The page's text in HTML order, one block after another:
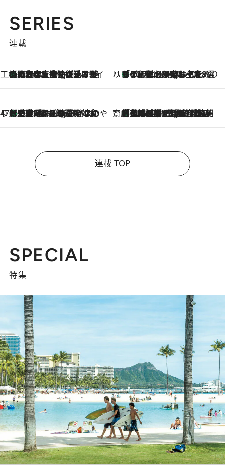
SERIES
連載
工藤まやのおもてなしハワイ
10 Hours Ago
【ハワイ土産】ローカルの絶大な支持で復活！ 絶品の幻クッキー《元ファンの日本人女性が受け継いだ名店》 ハワイ賢者 リサのお気に入りリスト10 Hours Ago
あの伝説の限定トートも！ リニューアルした「ディーン＆デルーカ ハワイ」で必須のお土産8選
47都道府県の手みやげ ひんやりスイーツで夏を満喫
10 Hours Ago
【三重県】この夏絶対食べたい 冷やしておいしいおやつ3選 お餅×アイスの新感覚スイーツ 齋藤 薫 美容脳ルネサンス
10 Hours Ago
「荷物が増えるほど旅ストレスは増す」美容ジャーナリストがたどり着いた最終結論。“化粧品を劇的に減らす”感動の凝縮美容とは
連載 TOP
SPECIAL
特集